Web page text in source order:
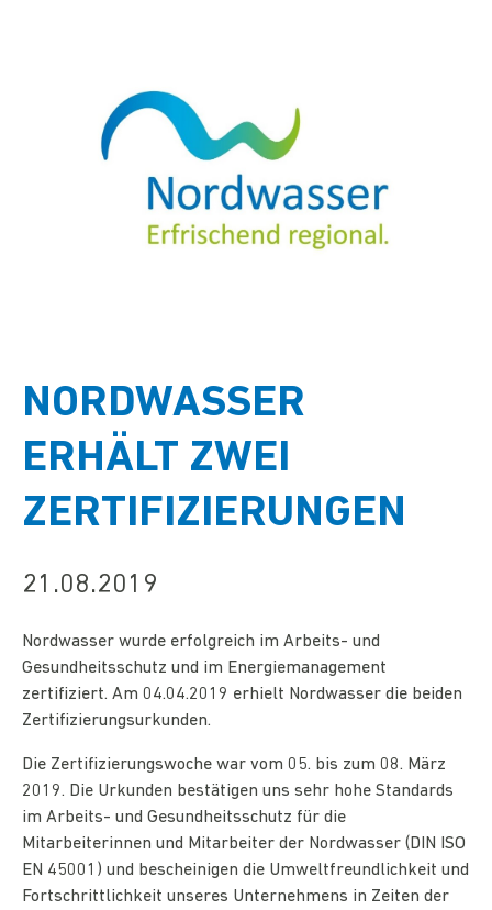
NORDWASSER
ERHÄLT ZWEI
ZERTIFIZIERUNGEN
21.08.2019
Nordwasser wurde erfolgreich im Arbeits- und
Gesundheitsschutz und im Energiemanagement
zertifiziert. Am 04.04.2019 erhielt Nordwasser die beiden
Zertifizierungsurkunden.
Die Zertifizierungswoche war vom 05. bis zum 08. März
2019. Die Urkunden bestätigen uns sehr hohe Standards
im Arbeits- und Gesundheitsschutz für die
Mitarbeiterinnen und Mitarbeiter der Nordwasser (DIN ISO
EN 45001) und bescheinigen die Umweltfreundlichkeit und
Fortschrittlichkeit unseres Unternehmens in Zeiten der